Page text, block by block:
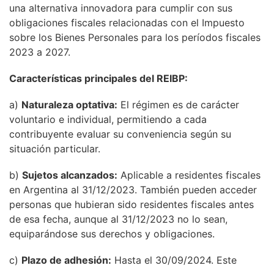
una alternativa innovadora para cumplir con sus
obligaciones fiscales relacionadas con el Impuesto
sobre los Bienes Personales para los períodos fiscales
2023 a 2027.
Características principales del REIBP:
a) Naturaleza optativa: El régimen es de carácter
voluntario e individual, permitiendo a cada
contribuyente evaluar su conveniencia según su
situación particular.
b) Sujetos alcanzados: Aplicable a residentes fiscales
en Argentina al 31/12/2023. También pueden acceder
personas que hubieran sido residentes fiscales antes
de esa fecha, aunque al 31/12/2023 no lo sean,
equiparándose sus derechos y obligaciones.
c) Plazo de adhesión: Hasta el 30/09/2024. Este